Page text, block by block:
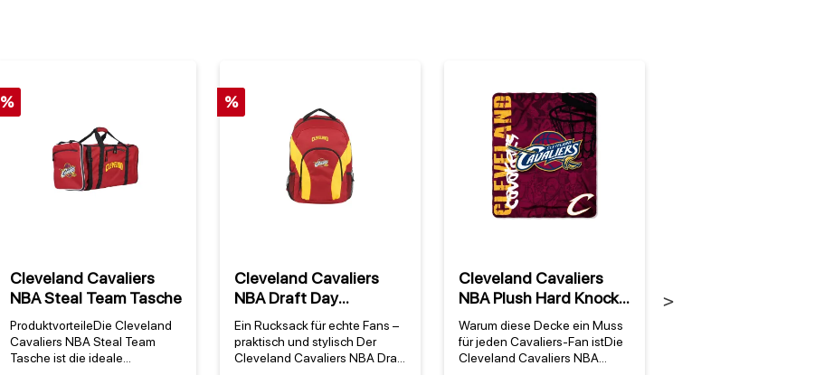
%
Cleveland Cavaliers
NBA Steal Team Tasche
ProduktvorteileDie Cleveland
Cavaliers NBA Steal Team
Tasche ist die ideale
%
Cleveland Cavaliers
NBA Draft Day
Rucksack
Ein Rucksack für echte Fans –
praktisch und stylisch Der
Cleveland Cavaliers NBA Draft
Cleveland Cavaliers
NBA Plush Hard Knocks
Decke
Warum diese Decke ein Muss
für jeden Cavaliers-Fan istDie
Cleveland Cavaliers NBA
Next